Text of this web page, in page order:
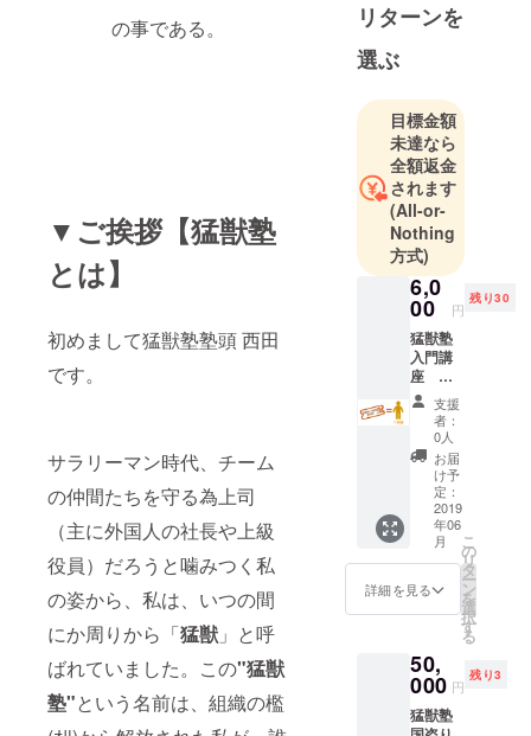
の事である。
▼ご挨拶【猛獣塾
とは】
初めまして猛獣塾塾頭 西田
です。
サラリーマン時代、チーム
の仲間たちを守る為上司
（主に外国人の社長や上級
役員）だろうと噛みつく私
の姿から、私は、いつの間
にか周りから「猛獣 」と呼
ばれていました。この"猛獣
塾"という名前は、組織の檻
違いに悩み
続け、遂に
たどり着い
た“MBAでは
学べない”
“目からウロ
コ” “学者か
らは学べな
い” 日本人の
為の“和魂洋
才”究極ビジ
ネス講座
塾頭 西田浩
P&Gにて、
入社3か月で
当時の店頭
ディスプレ
イ納入記録
え、2年目か
業実務の傍
ら、トレー
ナーとして
その知識・
リターンを
選ぶ
目標金額
未達なら
全額返金
されます
(All-or-
Nothing
方式)
6,0
00 円
残り30
猛獣塾
入門講
座 １
名分
参加権
時】２
０１９
年６月
２４日
(月)
【時
間】１
９時～
２１時
１８時
４５
分）
【場
支援
者：
0人
お届
け予
定：
2019
年06
月
詳細を見る
こ
の
リ
タ
ー
ン
を
選
択
す
る
50,
000 円
残り3
猛獣塾